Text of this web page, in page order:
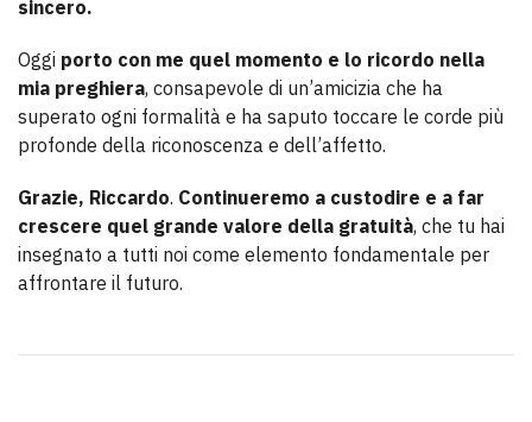
sincero.
Oggi porto con me quel momento e lo ricordo nella
mia preghiera, consapevole di un’amicizia che ha
superato ogni formalità e ha saputo toccare le corde più
profonde della riconoscenza e dell’affetto.
Grazie, Riccardo. Continueremo a custodire e a far
crescere quel grande valore della gratuità, che tu hai
insegnato a tutti noi come elemento fondamentale per
affrontare il futuro.